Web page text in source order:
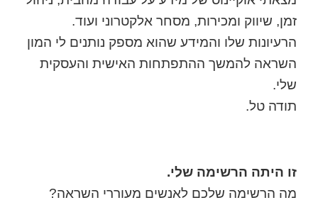
זמן, שיווק ומכירות, מסחר אלקטרוני ועוד.
הרעיונות שלו והמידע שהוא מספק נותנים לי המון
השראה להמשך ההתפתחות האישית והעסקית
שלי.
תודה טל.
זו היתה הרשימה שלי.
מה הרשימה שלכם לאנשים מעוררי השראה?